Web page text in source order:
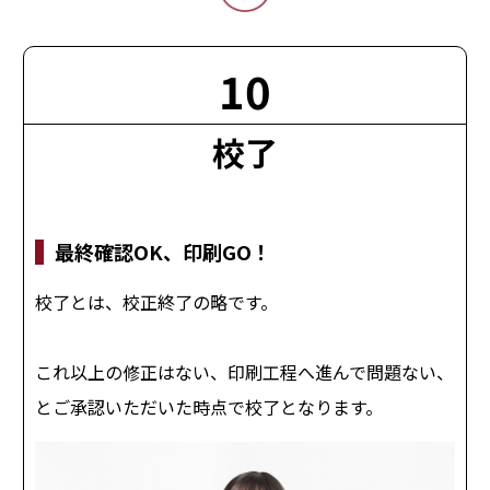
10
校了
最終確認OK、印刷GO！
校了とは、校正終了の略です。
これ以上の修正はない、印刷工程へ進んで問題ない、
とご承認いただいた時点で校了となります。